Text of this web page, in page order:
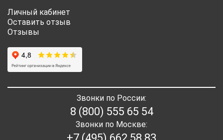
Личный кабинет
Оставить отзыв
Отзывы
Звонки по России:
8 (800) 555 65 54
Звонки по Москве: